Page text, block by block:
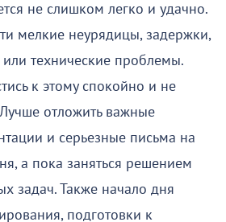
не слишком легко и удачно.
мелкие неурядицы, задержки,
технические проблемы.
к этому спокойно и не
отложить важные
и серьезные письма на
а пока заняться решением
задач. Также начало дня
подготовки к